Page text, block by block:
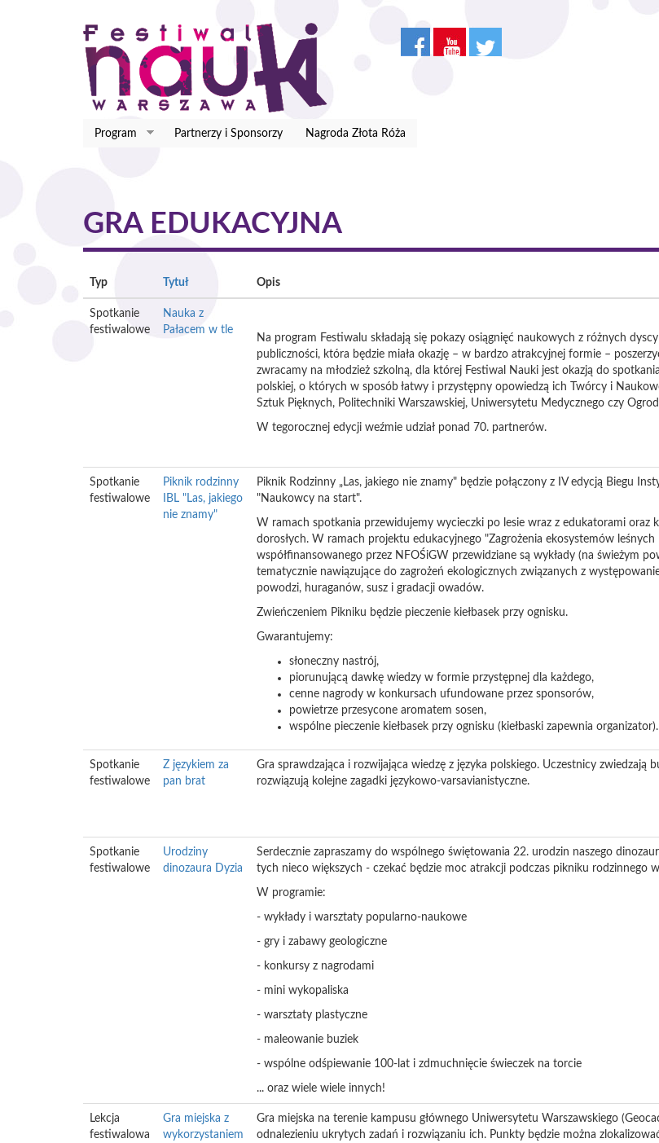
Program Partnerzy i Sponsorzy Nagroda Złota Róża
GRA EDUKACYJNA
Typ Tytuł Opis
Spotkanie
festiwalowe
Nauka z
Pałacem w tle
Na program Festiwalu składają się pokazy osiągnięć naukowych z różnych
publiczności, która będzie miała okazję – w bardzo atrakcyjnej formie –
zwracamy na młodzież szkolną, dla której Festiwal Nauki jest okazją do
polskiej, o których w sposób łatwy i przystępny opowiedzą ich Twórcy i
Sztuk Pięknych, Politechniki Warszawskiej, Uniwersytetu Medycznego czy
W tegorocznej edycji weźmie udział ponad 70. partnerów.
Spotkanie
festiwalowe
Piknik rodzinny
IBL "Las, jakiego
nie znamy"
Piknik Rodzinny „Las, jakiego nie znamy" będzie połączony z IV edycją Biegu
"Naukowcy na start".
W ramach spotkania przewidujemy wycieczki po lesie wraz z edukatorami oraz
dorosłych. W ramach projektu edukacyjnego "Zagrożenia ekosystemów leśnych
współfinansowanego przez NFOŚiGW przewidziane są wykłady (na świeżym
tematycznie nawiązujące do zagrożeń ekologicznych związanych z
powodzi, huraganów, susz i gradacji owadów.
Zwieńczeniem Pikniku będzie pieczenie kiełbasek przy ognisku.
Gwarantujemy:
słoneczny nastrój,
piorunującą dawkę wiedzy w formie przystępnej dla każdego,
cenne nagrody w konkursach ufundowane przez sponsorów,
powietrze przesycone aromatem sosen,
wspólne pieczenie kiełbasek przy ognisku (kiełbaski zapewnia organizator).
Spotkanie
festiwalowe
Z językiem za
pan brat
Gra sprawdzająca i rozwijająca wiedzę z języka polskiego. Uczestnicy zwiedzają
rozwiązują kolejne zagadki językowo-varsavianistyczne.
Spotkanie
festiwalowe
Urodziny
dinozaura Dyzia
Serdecznie zapraszamy do wspólnego świętowania 22. urodzin naszego
tych nieco większych - czekać będzie moc atrakcji podczas pikniku rodzinnego
W programie:
- wykłady i warsztaty popularno-naukowe
- gry i zabawy geologiczne
- konkursy z nagrodami
- mini wykopaliska
- warsztaty plastyczne
- maleowanie buziek
- wspólne odśpiewanie 100-lat i zdmuchnięcie świeczek na torcie
... oraz wiele wiele innych!
Lekcja
festiwalowa
Gra miejska z
wykorzystaniem
Gra miejska na terenie kampusu głównego Uniwersytetu Warszawskiego
odnalezieniu ukrytych zadań i rozwiązaniu ich. Punkty będzie można